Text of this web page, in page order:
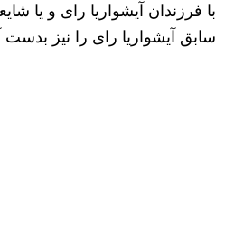
با فرزندان آیشواریا رای و یا
سابق آیشواریا رای را نیز بدست